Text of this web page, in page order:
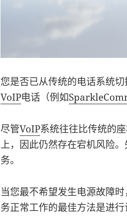
您是否已从传统的电话系统
VoIP电话（例如
尽管VoIP系统往往比传统的
上，因此仍然存在宕机风险
务。
当您最不希望发生电源故障
务正常工作的最佳方法是进行